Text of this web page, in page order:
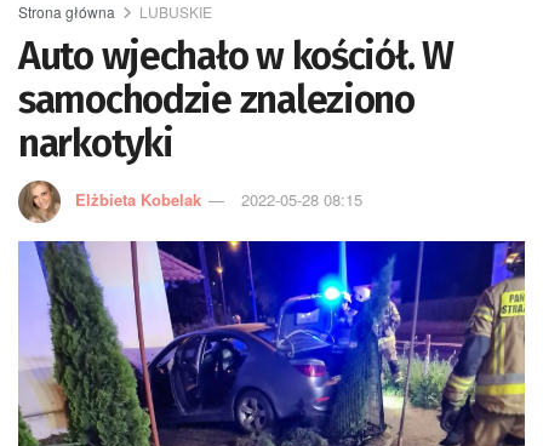
Strona główna LUBUSKIE
Auto wjechało w kościół. W
samochodzie znaleziono
narkotyki
Elżbieta Kobelak 2022-05-28 08:15